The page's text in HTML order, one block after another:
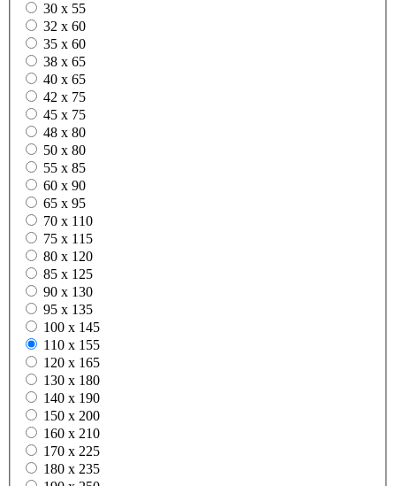
30 x 55
32 x 60
35 x 60
38 x 65
40 x 65
42 x 75
45 x 75
48 x 80
50 x 80
55 x 85
60 x 90
65 x 95
70 x 110
75 x 115
80 x 120
85 x 125
90 x 130
95 x 135
100 x 145
110 x 155
120 x 165
130 x 180
140 x 190
150 x 200
160 x 210
170 x 225
180 x 235